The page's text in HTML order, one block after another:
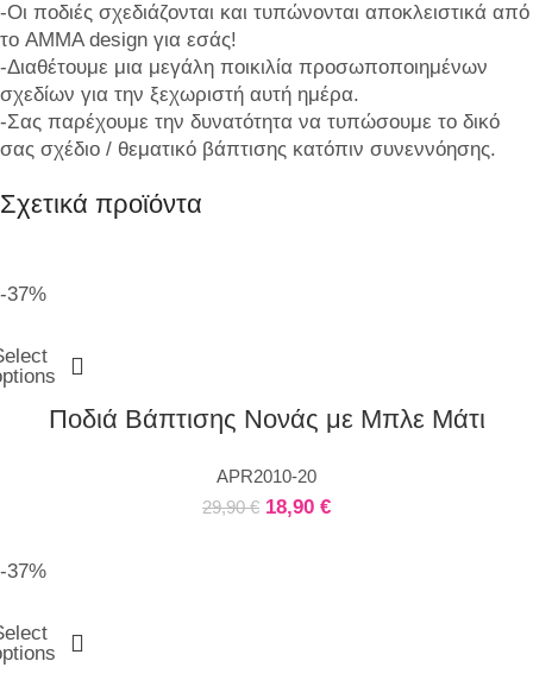
-Οι ποδιές σχεδιάζονται και τυπώνονται αποκλειστικά από
το AMMA design για εσάς!
-Διαθέτουμε μια μεγάλη ποικιλία προσωποποιημένων
σχεδίων για την ξεχωριστή αυτή ημέρα.
-Σας παρέχουμε την δυνατότητα να τυπώσουμε το δικό
σας σχέδιο / θεματικό βάπτισης κατόπιν συνεννόησης.
Σχετικά προϊόντα
-37%
Ποδιά Βάπτισης Νονάς με Μπλε Μάτι
APR2010-20
29,90€ 18,90 €
-37%